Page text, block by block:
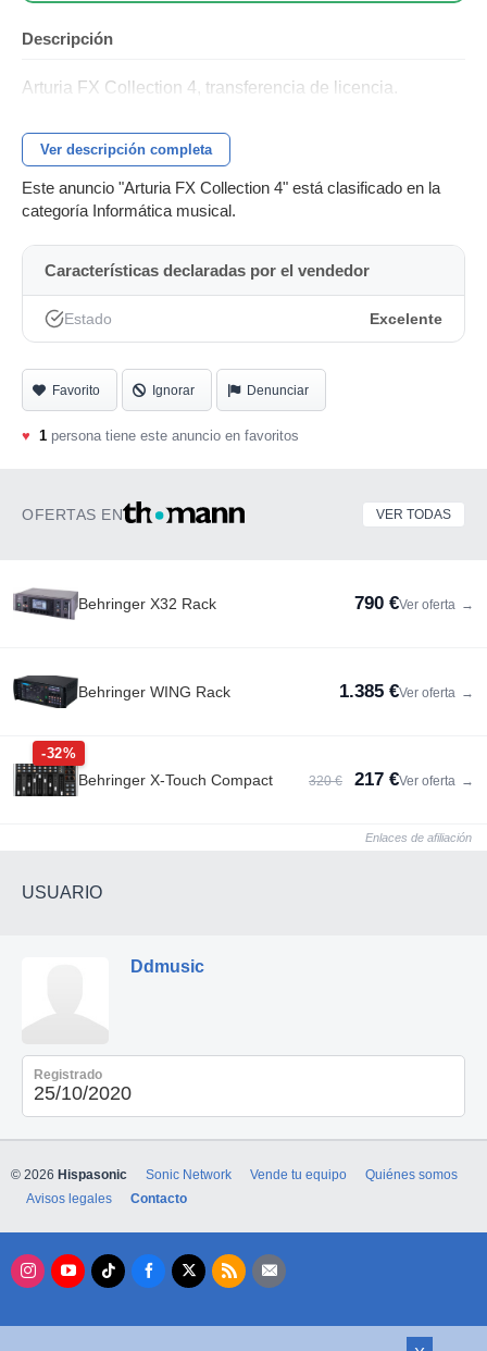
Descripción
Arturia FX Collection 4, transferencia de licencia.
Ver descripción completa
Este anuncio "Arturia FX Collection 4" está clasificado en la
categoría Informática musical.
Características declaradas por el vendedor
Estado Excelente
Favorito Ignorar Denunciar
♥ 1 persona tiene este anuncio en favoritos
OFERTAS EN VER TODAS
Behringer X32 Rack 790 €Ver oferta →
Behringer WING Rack 1.385 €Ver oferta →
-32%
Behringer X-Touch Compact 320 € 217 €Ver oferta →
Enlaces de afiliación
USUARIO
Ddmusic
Registrado
25/10/2020
© 2026 Hispasonic Sonic Network Vende tu equipo
Quiénes somos
Avisos legales
Contacto